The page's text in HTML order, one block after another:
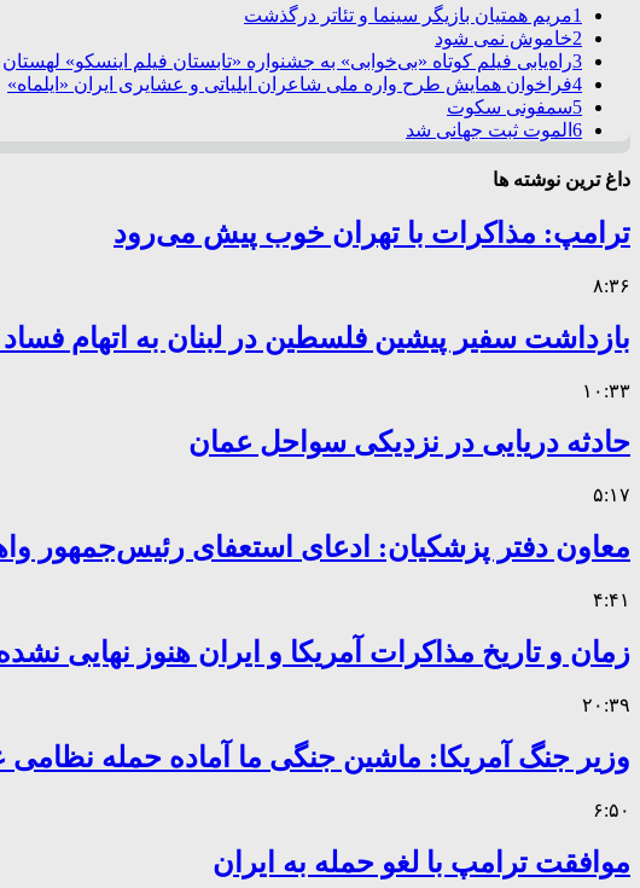
1مریم همتیان بازیگر سینما و تئاتر درگذشت
2خاموش نمی شود
3راه‌یابی فیلم کوتاه «بی‌خوابی» به جشنواره «تابستان فیلم اینسکو» لهستان
4فراخوان همایش طرح واره ملی شاعران ایلیاتی و عشایری ایران «ایلماه»
5سمفونی سکوت
6 الموت ثبت جهانی شد
داغ ترین نوشته ها
ترامپ: مذاکرات با تهران خوب پیش می‌رود
۸:۳۶
بازداشت سفیر پیشین فلسطین در لبنان به اتهام
۱۰:۳۳
حادثه دریایی در نزدیکی سواحل عمان
۵:۱۷
معاون دفتر پزشکیان: ادعای استعفای
۴:۴۱
زمان و تاریخ مذاکرات آمریکا و ایران هنوز نهایی
۲۰:۳۹
وزیر جنگ آمریکا: ماشین جنگی ما آماده حمله نظامی
۶:۵۰
موافقت ترامپ با لغو حمله به ایران